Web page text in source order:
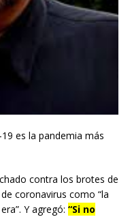
es la pandemia más
contra los brotes de
coronavirus como “la
Y agregó: “Si no